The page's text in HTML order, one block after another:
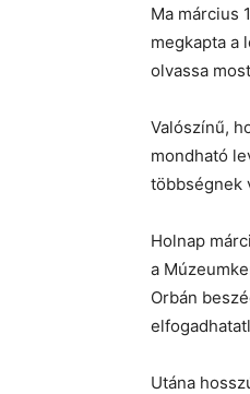
Ma március
megkapta a
olvassa
Valószínű,
mondható
többségnek
Holnap
a
Orbán
Utána